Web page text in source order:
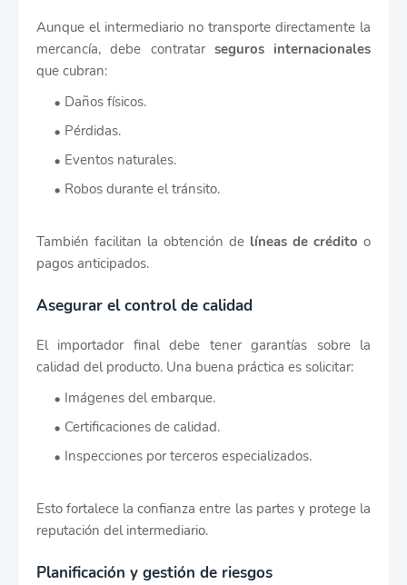
Aunque el intermediario no transporte directamente la
mercancía, debe contratar seguros internacionales
que cubran:
Daños físicos.
Pérdidas.
Eventos naturales.
Robos durante el tránsito.
También facilitan la obtención de líneas de crédito o
pagos anticipados.
Asegurar el control de calidad
El importador final debe tener garantías sobre la
calidad del producto. Una buena práctica es solicitar:
Imágenes del embarque.
Certificaciones de calidad.
Inspecciones por terceros especializados.
Esto fortalece la confianza entre las partes y protege la
reputación del intermediario.
Planificación y gestión de riesgos